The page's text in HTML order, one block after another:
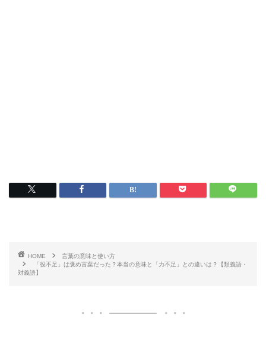
HOME
言葉の意味と使い方
「役不足」は褒め言葉だった？本当の意味と「力不足」との違いは？【類義語・
対義語】